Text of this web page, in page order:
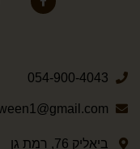
054-900-4043
ביאליק 76, רמת גן